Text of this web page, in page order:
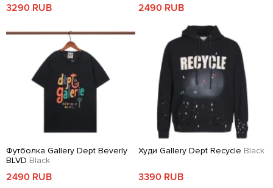
3290 RUB 2490 RUB
Футболка Gallery Dept Beverly
BLVD Black
2490 RUB
Худи Gallery Dept Recycle Black
3390 RUB